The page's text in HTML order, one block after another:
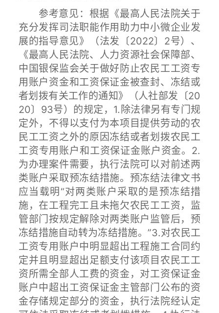
参考意见：根据《最高人民法院关于
充分发挥司法职能作用助力中小微企业发
展的指导意见》（法发〔2022〕2号）、
《最高人民法院、人力资源社会保障部、
中国银保监会关于做好防止农民工工资专
用账户资金和工资保证金被查封、冻结或
者划拨有关工作的通知》（人社部发〔20
20〕93号）的规定，1.除法律另有专门规
定外，不得以支付为本项目提供劳动的农
民工工资之外的原因冻结或者划拨农民工
工资专用账户和工资保证金账户资金。2.
为办理案件需要，执行法院可以对前述两
类账户采取预冻结措施。预冻结法律文书
应当载明“对两类账户采取的是预冻结措
施，在工程完工且未拖欠农民工工资，监
管部门按规定解除对两类账户监管后，预
冻结措施自动转为冻结措施。”3.对农民工
工资专用账户中明显超出工程施工合同约
定并且明显超出足额支付该项目农民工工
资所需全部人工费的资金，对工资保证金
账户中超出工资保证金主管部门公布的资
金存储规定部分的资金，执行法院经认定